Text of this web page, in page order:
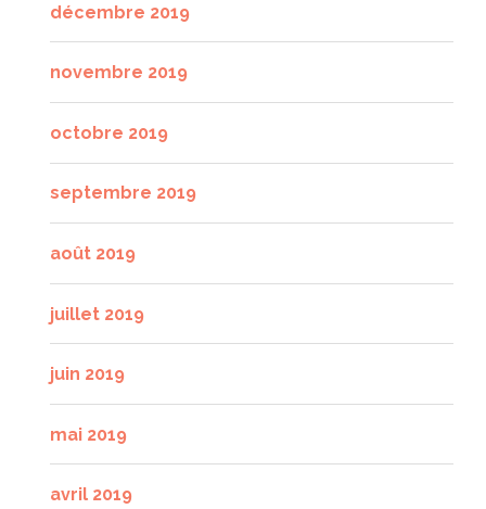
décembre 2019
novembre 2019
octobre 2019
septembre 2019
août 2019
juillet 2019
juin 2019
mai 2019
avril 2019